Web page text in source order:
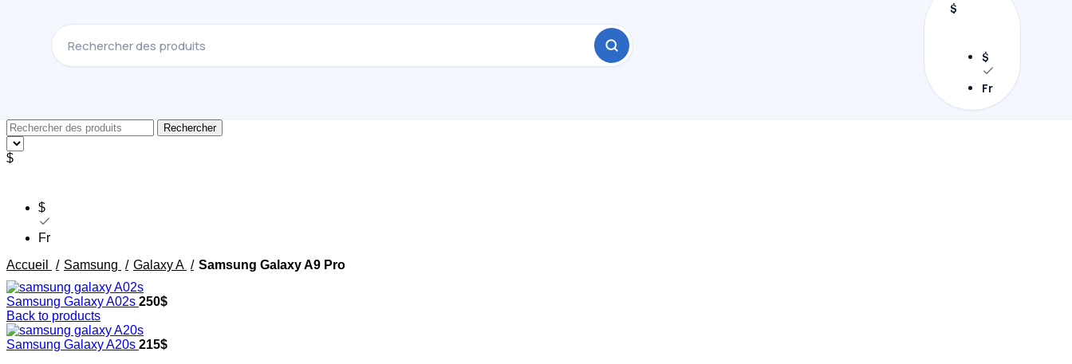
$
$
Fr
Rechercher
$
$
Fr
Accueil
Samsung Galaxy A Samsung Galaxy A9 Pro
Samsung Galaxy A02s 250$
Back to products
Samsung Galaxy A20s 215$